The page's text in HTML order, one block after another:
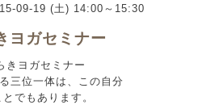
09-19 (土) 14:00～15:30
ヨガセミナー
きヨガセミナー
三位一体は、この自分
でもあります。